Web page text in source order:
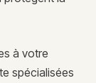
à votre
spécialisées